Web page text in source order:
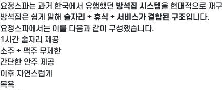
요정스파는 과거 한국에서 유행했던 방석집 시스템을 현대적으로 재
방석집은 쉽게 말해 술자리 + 휴식 + 서비스가 결합된 구조입니다.
요정스파에서는 이를 다음과 같이 구성했습니다.
1시간 술자리 제공
소주 + 맥주 무제한
간단한 안주 제공
이후 자연스럽게
목욕